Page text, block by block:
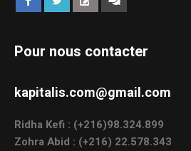
Pour nous contacter
kapitalis.com@gmail.com
Ridha Kefi : (+216)98.324.899
Zohra Abid : (+216) 22.578.343